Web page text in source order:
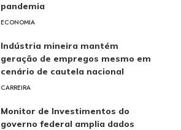
pandemia
ECONOMIA
Indústria mineira mantém
geração de empregos mesmo em
cenário de cautela nacional
CARREIRA
Monitor de Investimentos do
governo federal amplia dados